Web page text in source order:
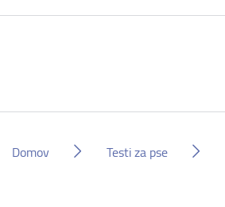
Domov Testi za pse